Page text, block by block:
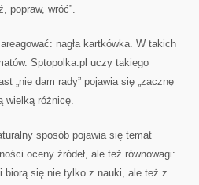
popraw, wróć”.
nagła kartkówka. W takich
Sptopolka.pl uczy takiego
„nie dam rady” pojawia się „zacznę
wielką różnicę.
sposób pojawia się temat
oceny źródeł, ale też równowagi:
biorą się nie tylko z nauki, ale też z